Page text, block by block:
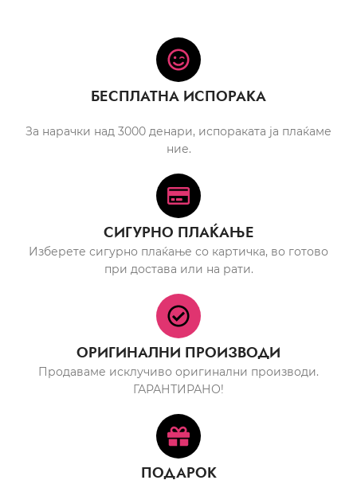
БЕСПЛАТНА ИСПОРАКА
За нарачки над 3000 денари, испораката ја плаќаме
ние.
СИГУРНО ПЛАЌАЊЕ
Изберете сигурно плаќање со картичка, во готово
при достава или на рати.
ОРИГИНАЛНИ ПРОИЗВОДИ
Продаваме исклучиво оригинални производи.
ГАРАНТИРАНО!
ПОДАРОК